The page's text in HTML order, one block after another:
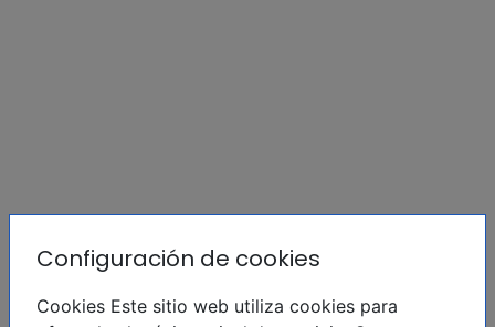
Apartamento REVENTA
Torrevieja, Nueva Torrevieja
53 m 2 x1 hasta 3km
Configuración de cookies
Cookies Este sitio web utiliza cookies para